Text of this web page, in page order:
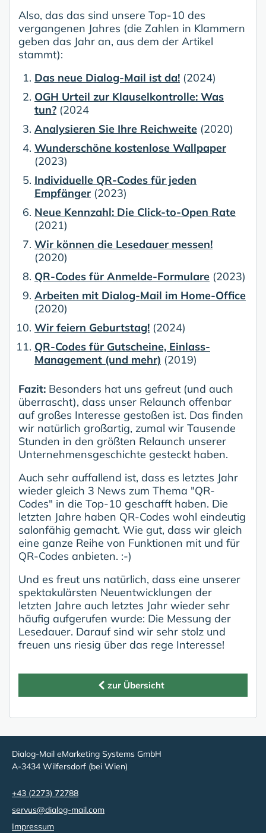
Also, das das sind unsere Top-10 des
vergangenen Jahres (die Zahlen in Klammern
geben das Jahr an, aus dem der Artikel
stammt):
Das neue Dialog-Mail ist da! (2024)
OGH Urteil zur Klauselkontrolle: Was
tun? (2024
Analysieren Sie Ihre Reichweite (2020)
Wunderschöne kostenlose Wallpaper
(2023)
Individuelle QR-Codes für jeden
Empfänger (2023)
Neue Kennzahl: Die Click-to-Open Rate
(2021)
Wir können die Lesedauer messen!
(2020)
QR-Codes für Anmelde-Formulare (2023)
Arbeiten mit Dialog-Mail im Home-Office
(2020)
Wir feiern Geburtstag! (2024)
QR-Codes für Gutscheine, Einlass-
Management (und mehr) (2019)
Fazit: Besonders hat uns gefreut (und auch
überrascht), dass unser Relaunch offenbar
auf großes Interesse gestoßen ist. Das finden
wir natürlich großartig, zumal wir Tausende
Stunden in den größten Relaunch unserer
Unternehmensgeschichte gesteckt haben.
Auch sehr auffallend ist, dass es letztes Jahr
wieder gleich 3 News zum Thema "QR-
Codes" in die Top-10 geschafft haben. Die
letzten Jahre haben QR-Codes wohl eindeutig
salonfähig gemacht. Wie gut, dass wir gleich
eine ganze Reihe von Funktionen mit und für
QR-Codes anbieten. :-)
Und es freut uns natürlich, dass eine unserer
spektakulärsten Neuentwicklungen der
letzten Jahre auch letztes Jahr wieder sehr
häufig aufgerufen wurde: Die Messung der
Lesedauer. Darauf sind wir sehr stolz und
freuen uns riesig über das rege Interesse!
zur Übersicht
Dialog-Mail eMarketing Systems GmbH
A-3434 Wilfersdorf (bei Wien)
+43 (2273) 72788
servus@dialog-mail.com
Impressum